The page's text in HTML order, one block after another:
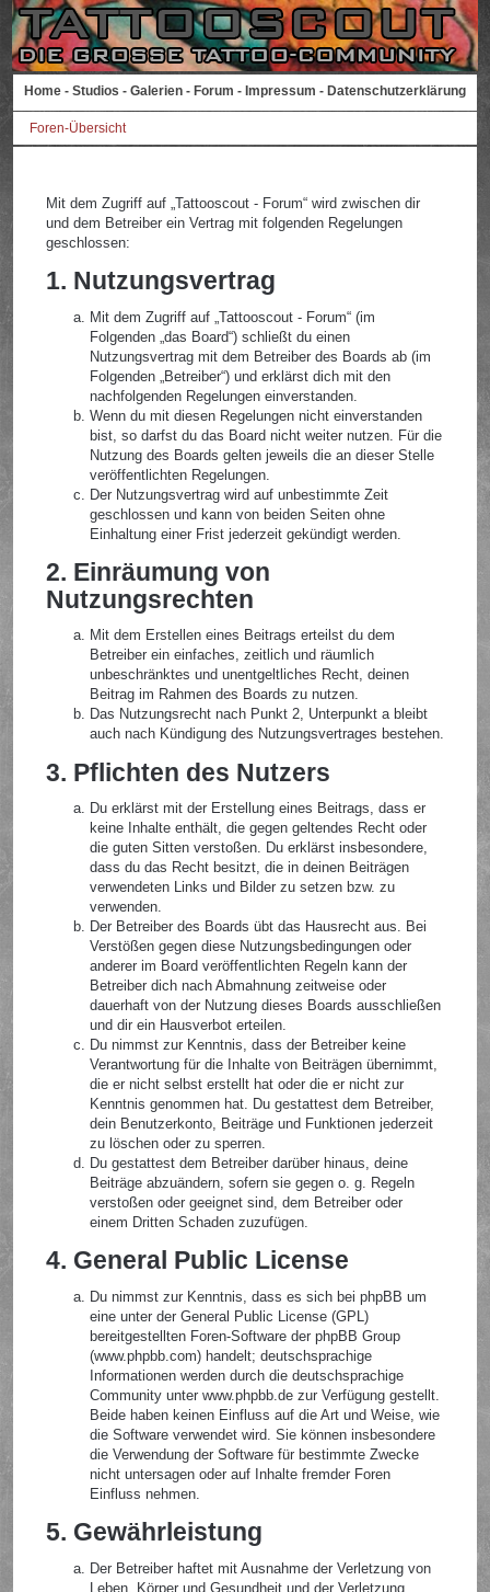
Home - Studios - Galerien - Forum - Impressum - Datenschutzerklärung
Foren-Übersicht
Mit dem Zugriff auf „Tattooscout - Forum“ wird zwischen dir
und dem Betreiber ein Vertrag mit folgenden Regelungen
geschlossen:
1. Nutzungsvertrag
Mit dem Zugriff auf „Tattooscout - Forum“ (im
Folgenden „das Board“) schließt du einen
Nutzungsvertrag mit dem Betreiber des Boards ab (im
Folgenden „Betreiber“) und erklärst dich mit den
nachfolgenden Regelungen einverstanden.
Wenn du mit diesen Regelungen nicht einverstanden
bist, so darfst du das Board nicht weiter nutzen. Für die
Nutzung des Boards gelten jeweils die an dieser Stelle
veröffentlichten Regelungen.
Der Nutzungsvertrag wird auf unbestimmte Zeit
geschlossen und kann von beiden Seiten ohne
Einhaltung einer Frist jederzeit gekündigt werden.
2. Einräumung von
Nutzungsrechten
Mit dem Erstellen eines Beitrags erteilst du dem
Betreiber ein einfaches, zeitlich und räumlich
unbeschränktes und unentgeltliches Recht, deinen
Beitrag im Rahmen des Boards zu nutzen.
Das Nutzungsrecht nach Punkt 2, Unterpunkt a bleibt
auch nach Kündigung des Nutzungsvertrages bestehen.
3. Pflichten des Nutzers
Du erklärst mit der Erstellung eines Beitrags, dass er
keine Inhalte enthält, die gegen geltendes Recht oder
die guten Sitten verstoßen. Du erklärst insbesondere,
dass du das Recht besitzt, die in deinen Beiträgen
verwendeten Links und Bilder zu setzen bzw. zu
verwenden.
Der Betreiber des Boards übt das Hausrecht aus. Bei
Verstößen gegen diese Nutzungsbedingungen oder
anderer im Board veröffentlichten Regeln kann der
Betreiber dich nach Abmahnung zeitweise oder
dauerhaft von der Nutzung dieses Boards ausschließen
und dir ein Hausverbot erteilen.
Du nimmst zur Kenntnis, dass der Betreiber keine
Verantwortung für die Inhalte von Beiträgen übernimmt,
die er nicht selbst erstellt hat oder die er nicht zur
Kenntnis genommen hat. Du gestattest dem Betreiber,
dein Benutzerkonto, Beiträge und Funktionen jederzeit
zu löschen oder zu sperren.
Du gestattest dem Betreiber darüber hinaus, deine
Beiträge abzuändern, sofern sie gegen o. g. Regeln
verstoßen oder geeignet sind, dem Betreiber oder
einem Dritten Schaden zuzufügen.
4. General Public License
Du nimmst zur Kenntnis, dass es sich bei phpBB um
eine unter der General Public License (GPL)
bereitgestellten Foren-Software der phpBB Group
(www.phpbb.com) handelt; deutschsprachige
Informationen werden durch die deutschsprachige
Community unter www.phpbb.de zur Verfügung gestellt.
Beide haben keinen Einfluss auf die Art und Weise, wie
die Software verwendet wird. Sie können insbesondere
die Verwendung der Software für bestimmte Zwecke
nicht untersagen oder auf Inhalte fremder Foren
Einfluss nehmen.
5. Gewährleistung
Der Betreiber haftet mit Ausnahme der Verletzung von
Leben, Körper und Gesundheit und der Verletzung